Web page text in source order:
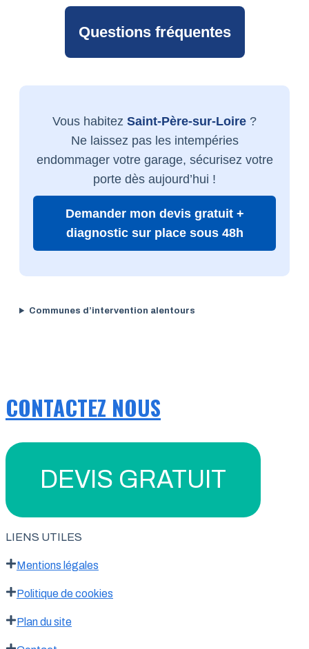
Questions fréquentes
Vous habitez Saint-Père-sur-Loire ?
Ne laissez pas les intempéries
endommager votre garage, sécurisez votre
porte dès aujourd’hui !
Demander mon devis gratuit +
diagnostic sur place sous 48h
Communes d’intervention alentours
CONTACTEZ NOUS
DEVIS GRATUIT
LIENS UTILES
Mentions légales
Politique de cookies
Plan du site